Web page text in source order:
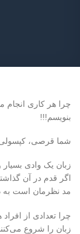
چرا هر کاری
بنویسم!!!
شما قرصی، کپسولی
زبان یک وادی
اگر قدم در آن
مد نظرمان است به
چرا تعدادی از
زبان را شروع